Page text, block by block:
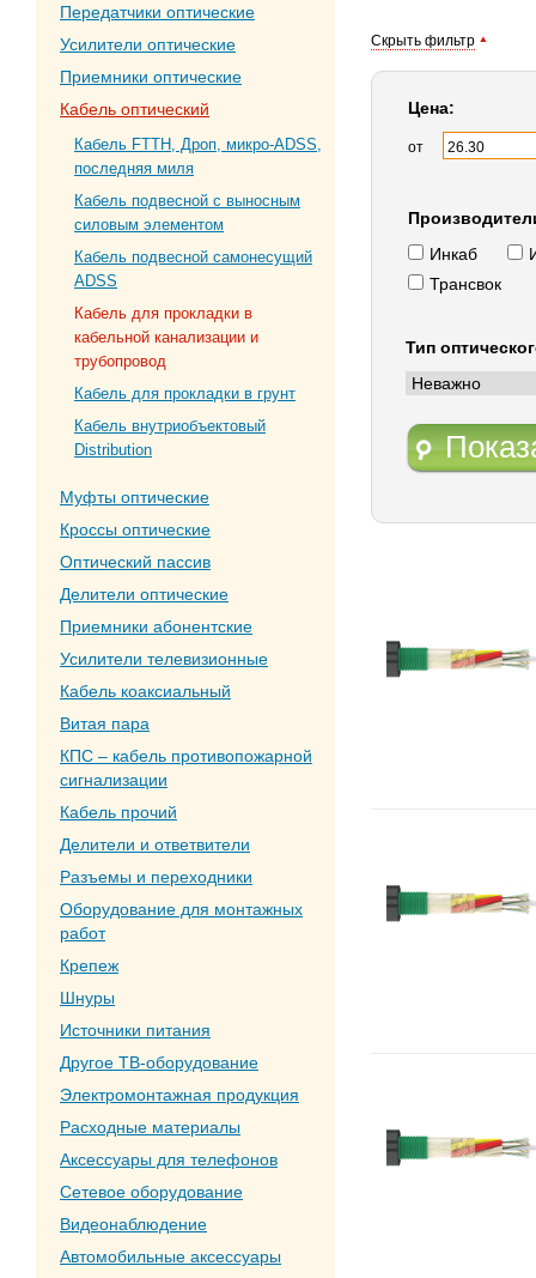
Передатчики оптические
Усилители оптические
Приемники оптические
Кабель оптический
Кабель FTTH, Дроп, микро-ADSS,
последняя миля
Кабель подвесной с выносным
силовым элементом
Кабель подвесной самонесущий
ADSS
Кабель для прокладки в
кабельной канализации и
трубопровод
Кабель для прокладки в грунт
Кабель внутриобъектовый
Distribution
Муфты оптические
Кроссы оптические
Оптический пассив
Делители оптические
Приемники абонентские
Усилители телевизионные
Кабель коаксиальный
Витая пара
КПС – кабель противопожарной
сигнализации
Кабель прочий
Делители и ответвители
Разъемы и переходники
Оборудование для монтажных
работ
Крепеж
Шнуры
Источники питания
Другое ТВ-оборудование
Электромонтажная продукция
Расходные материалы
Аксессуары для телефонов
Сетевое оборудование
Видеонаблюдение
Автомобильные аксессуары
Скрыть фильтр
Цена:
от
Инкаб
Трансвок
Тип